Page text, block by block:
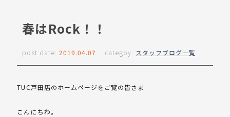
春はRock！！
post date: 2019.04.07 categoy: スタッフブログ一覧
TUC戸田店のホームページをご覧の皆さま
こんにちわ。